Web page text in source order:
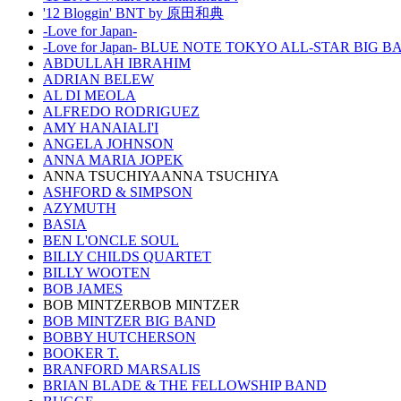
'12 Bloggin' BNT by 原田和典
-Love for Japan-
-Love for Japan- BLUE NOTE TOKYO ALL-STAR BIG
ABDULLAH IBRAHIM
ADRIAN BELEW
AL DI MEOLA
ALFREDO RODRIGUEZ
AMY HANAIALI'I
ANGELA JOHNSON
ANNA MARIA JOPEK
ANNA TSUCHIYAANNA TSUCHIYA
ASHFORD & SIMPSON
AZYMUTH
BASIA
BEN L'ONCLE SOUL
BILLY CHILDS QUARTET
BILLY WOOTEN
BOB JAMES
BOB MINTZERBOB MINTZER
BOB MINTZER BIG BAND
BOBBY HUTCHERSON
BOOKER T.
BRANFORD MARSALIS
BRIAN BLADE & THE FELLOWSHIP BAND